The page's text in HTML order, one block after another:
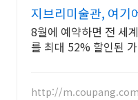
지브리미술관, 여기
최대 2만원 추가할인
8월에 예약하면 전 세
를 최대 52% 할인된
http://m.coupang.com